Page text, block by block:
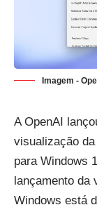
Imagem -
A OpenAI
visualização
para Windows
lançamento da
Windows está